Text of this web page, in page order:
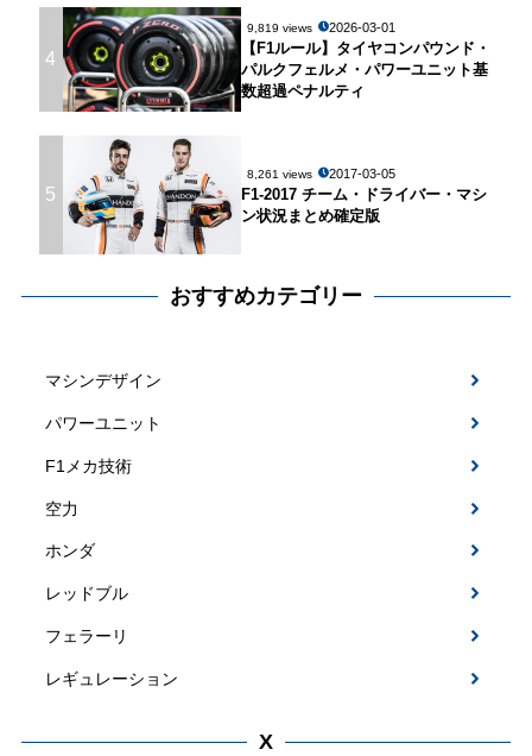
4
9,819 views 2026-03-01
【F1ルール】タイヤコンパウンド・
パルクフェルメ・パワーユニット基
数超過ペナルティ
5
8,261 views 2017-03-05
F1-2017 チーム・ドライバー・マシ
ン状況まとめ確定版
おすすめカテゴリー
マシンデザイン
パワーユニット
F1メカ技術
空力
ホンダ
レッドブル
フェラーリ
レギュレーション
X